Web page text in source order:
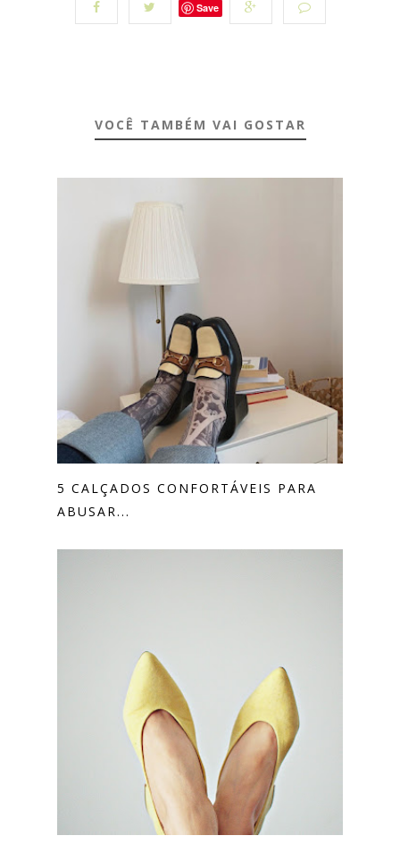
Save
VOCÊ TAMBÉM VAI GOSTAR
5 CALÇADOS CONFORTÁVEIS PARA
ABUSAR...